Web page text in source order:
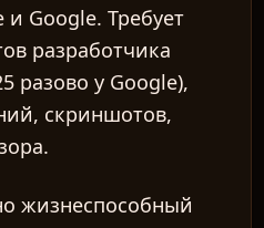
Google. Требует
разработчика
разово у Google),
скриншотов,
жизнеспособный